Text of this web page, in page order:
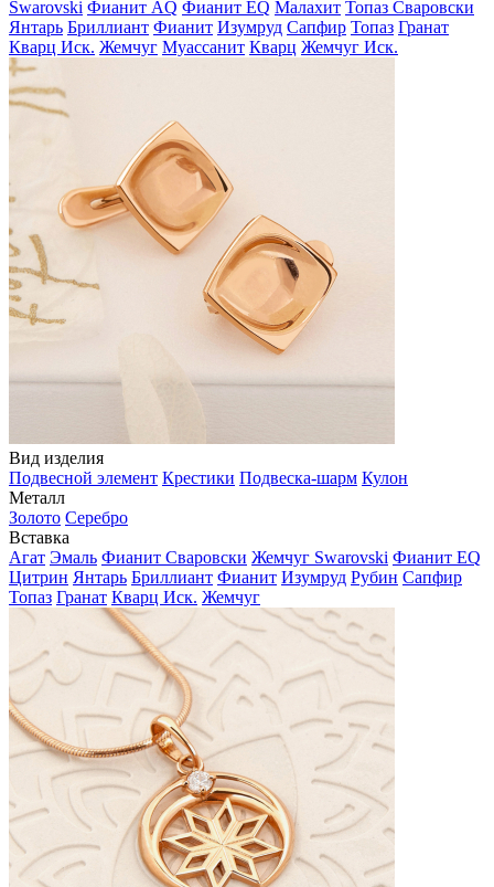
Swarovski Фианит AQ Фианит EQ Малахит Топаз Сваровски
Янтарь Бриллиант Фианит Изумруд Сапфир Топаз Гранат
Кварц Иск. Жемчуг Муассанит Кварц Жемчуг Иск.
Вид изделия
Подвесной элемент Крестики Подвеска-шарм Кулон
Металл
Золото Серебро
Вставка
Агат Эмаль Фианит Сваровски Жемчуг Swarovski Фианит EQ
Цитрин Янтарь Бриллиант Фианит Изумруд Рубин Сапфир
Топаз Гранат Кварц Иск. Жемчуг